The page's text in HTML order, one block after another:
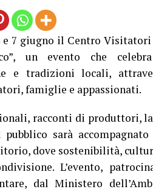
e 7 giugno il Centro Visitatori
un evento che
e tradizioni locali,
famiglie e appassionati.
racconti di produttori,
pubblico sarà
dove sostenibilità,
L’evento,
dal Ministero